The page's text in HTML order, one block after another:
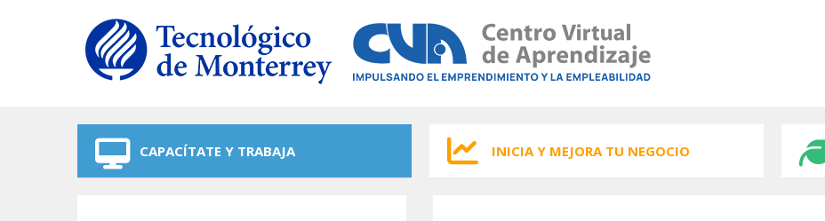
CAPACÍTATE Y TRABAJA INICIA Y MEJORA TU NEGOCIO